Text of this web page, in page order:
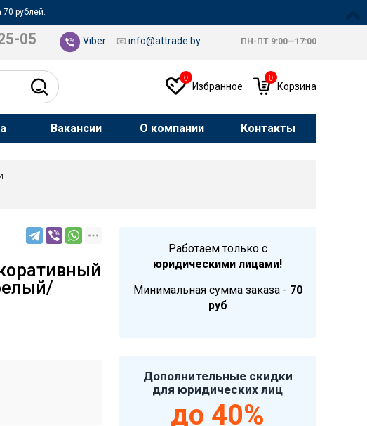
рублей.
05 Viber 📧 info@attrade.by ПН-ПТ 9:00—17:00
0
Избранное
0
Корзина
Вакансии О компании Контакты
Работаем только с
юридическими лицами!
Минимальная сумма заказа - 70
руб
Дополнительные скидки
для юридических лиц
до 40%